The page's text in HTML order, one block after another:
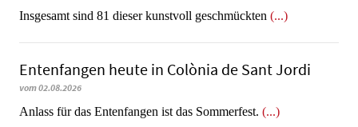
Insgesamt sind 81 dieser kunstvoll geschmückten (...)
Entenfangen heute in Colònia de Sant Jordi
vom 02.08.2026
Anlass für das Entenfangen ist das Sommerfest. (...)